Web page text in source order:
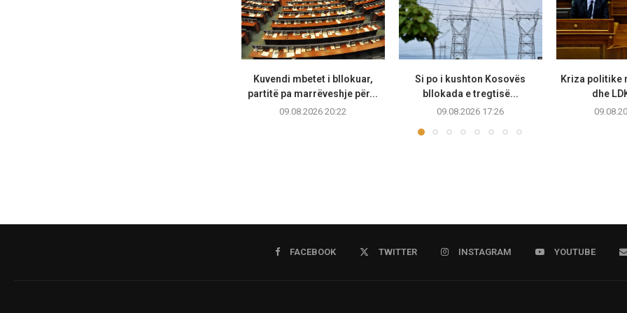
Kuvendi mbetet i bllokuar,
partitë pa marrëveshje për...
09.08.2026 20:22
Si po i kushton Kosovës
bllokada e tregtisë...
09.08.2026 17:26
Kriza politike
dhe
FACEBOOK TWITTER INSTAGRAM YOUTUBE